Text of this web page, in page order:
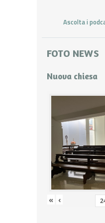
Ascolta i
FOTO NEWS
Nuova chiesa
« ‹